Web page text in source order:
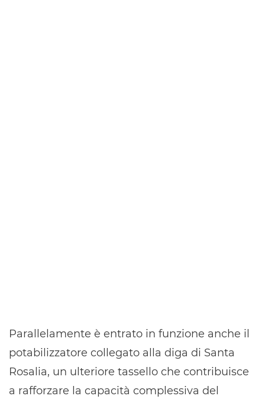
Parallelamente è entrato in funzione anche il
potabilizzatore collegato alla diga di Santa
Rosalia, un ulteriore tassello che contribuisce
a rafforzare la capacità complessiva del